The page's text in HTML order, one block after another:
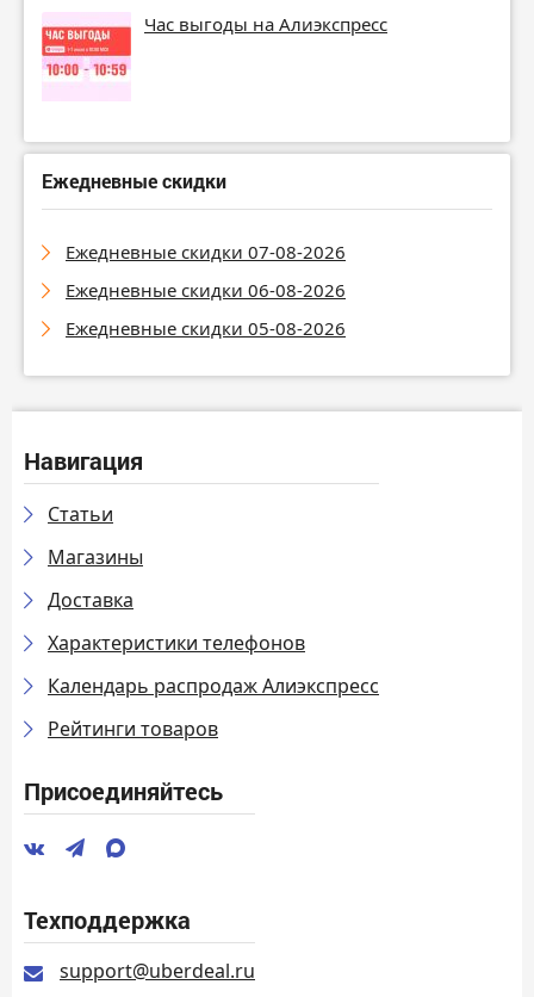
Час выгоды на Алиэкспресс
Ежедневные скидки
Ежедневные скидки 07-08-2026
Ежедневные скидки 06-08-2026
Ежедневные скидки 05-08-2026
Навигация
Статьи
Магазины
Доставка
Характеристики телефонов
Календарь распродаж Алиэкспресс
Рейтинги товаров
Присоединяйтесь
Техподдержка
support@uberdeal.ru